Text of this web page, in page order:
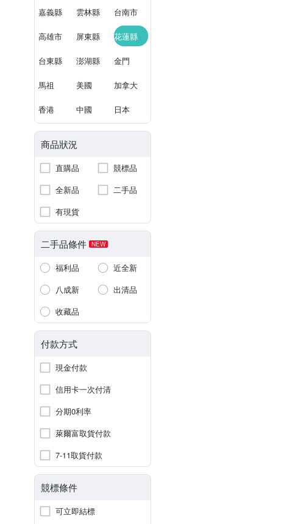
嘉義縣 雲林縣 台南市
高雄市 屏東縣 花蓮縣
台東縣 澎湖縣 金門
馬祖 美國 加拿大
香港 中國 日本
商品狀況
直購品
競標品
全新品
二手品
有現貨
二手品條件 NEW
福利品
近全新
八成新
出清品
收藏品
付款方式
現金付款
信用卡一次付清
分期0利率
萊爾富取貨付款
7-11取貨付款
競標條件
可立即結標